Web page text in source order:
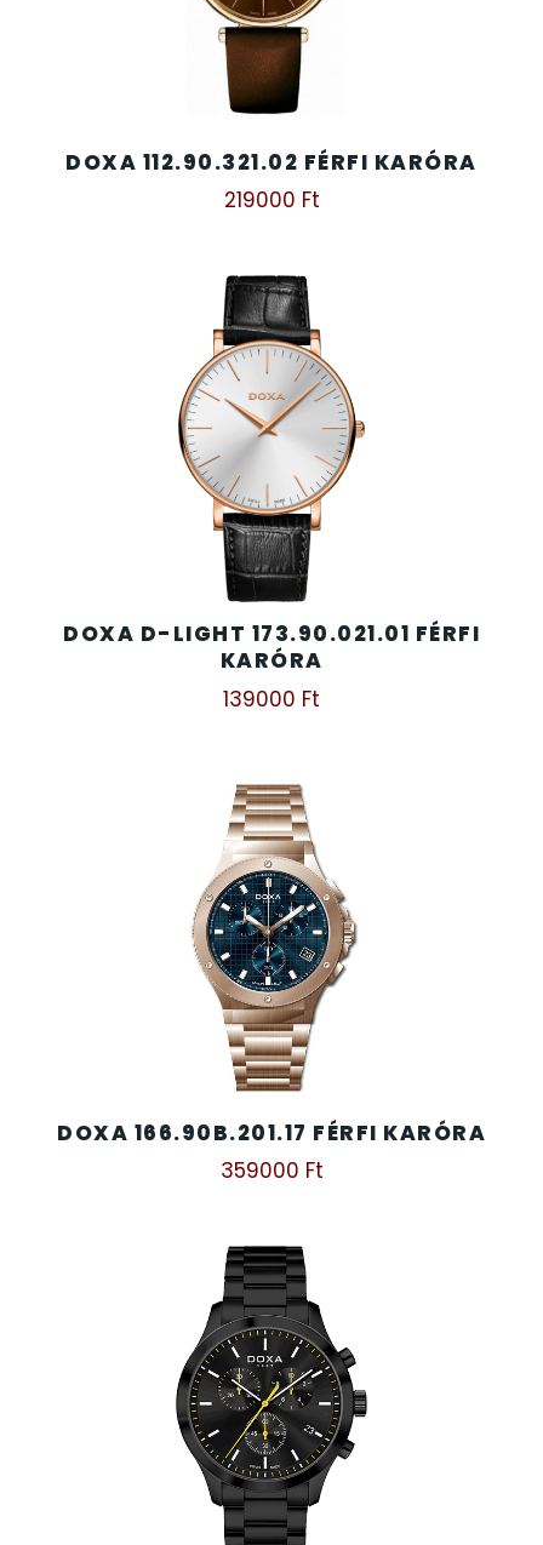
DOXA 112.90.321.02 FÉRFI KARÓRA
219000 Ft
DOXA D-LIGHT 173.90.021.01 FÉRFI
KARÓRA
139000 Ft
DOXA 166.90B.201.17 FÉRFI KARÓRA
359000 Ft
TIMESTAR HÁLÓZATI ÉBRESZTŐÓRÁK
ZSOLNAY PORCELÁN